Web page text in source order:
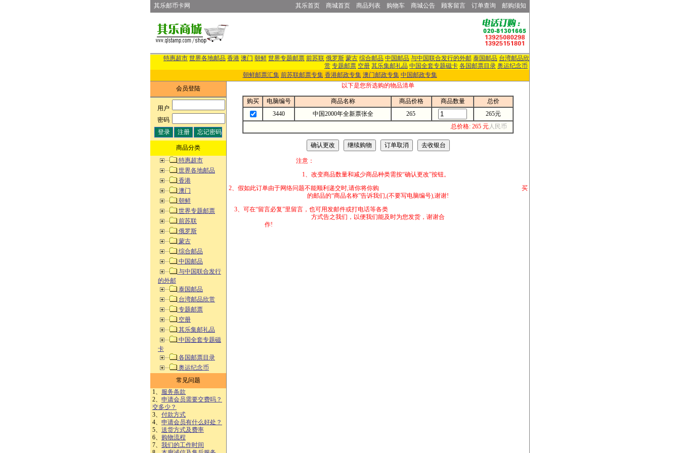
其乐邮币卡网 其乐首页 商城首页 商品列表 购物车 商城公告 顾客留言 订单查询 邮购须知
特惠超市 世界各地邮品 香港 澳门 朝鲜 世界专题邮票 前苏联 俄罗斯 蒙古 综合邮品 中国邮品 与中国联合发行的外邮 泰国邮品 台湾邮品欣
赏 专题邮票 空册 其乐集邮礼品 中国全套专题磁卡 各国邮票目录 奥运纪念币
朝鲜邮票汇集 前苏联邮票专集 香港邮政专集 澳门邮政专集 中国邮政专集
会员登陆
用户:
密码:
商品分类
特惠超市
世界各地邮品
香港
澳门
朝鲜
世界专题邮票
前苏联
俄罗斯
蒙古
综合邮品
中国邮品
与中国联合发行
的外邮
泰国邮品
台湾邮品欣赏
专题邮票
空册
其乐集邮礼品
中国全套专题磁
卡
各国邮票目录
奥运纪念币
常见问题
1、 服务条款
2、 申请会员需要交费吗？
交多少？
3、 付款方式
4、 申请会员有什么好处？
5、 送货方式及费率
6、 购物流程
7、 我们的工作时间
以下是您所选购的物品清单
购买 电脑编号 商品名称 商品价格 商品数量
总价
3440
中国2000年全新票张全 265
265元
总价格: 265 元人民币
注意：
1、改变商品数量和减少商品种类需按“确认更改”按钮。
2、假如此订单由于网络问题不能顺利递交时,请你将你购 买
的邮品的“商品名称”告诉我们,(不要写电脑编号),谢谢!
3、可在“留言必复”里留言，也可用发邮件或打电话等各类
方式告之我们，以便我们能及时为您发货，谢谢合
作!